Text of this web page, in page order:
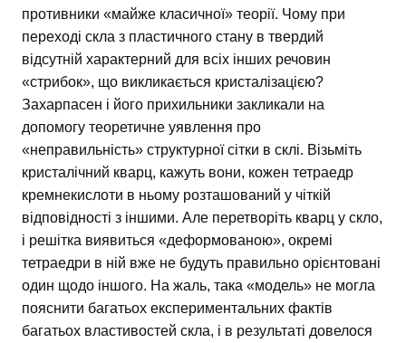
противники «майже класичної» теорії. Чому при
переході скла з пластичного стану в твердий
відсутній характерний для всіх інших речовин
«стрибок», що викликається кристалізацією?
Захарпасен і його прихильники закликали на
допомогу теоретичне уявлення про
«неправильність» структурної сітки в склі. Візьміть
кристалічний кварц, кажуть вони, кожен тетраедр
кремнекислоти в ньому розташований у чіткій
відповідності з іншими. Але перетворіть кварц у скло,
і решітка виявиться «деформованою», окремі
тетраедри в ній вже не будуть правильно орієнтовані
один щодо іншого. На жаль, така «модель» не могла
пояснити багатьох експериментальних фактів
багатьох властивостей скла, і в результаті довелося